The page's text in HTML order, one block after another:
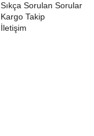
Sıkça Sorulan Sorular
Kargo Takip
İletişim